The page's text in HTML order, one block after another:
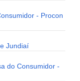
- Procon
Jundiaí
do Consumidor -